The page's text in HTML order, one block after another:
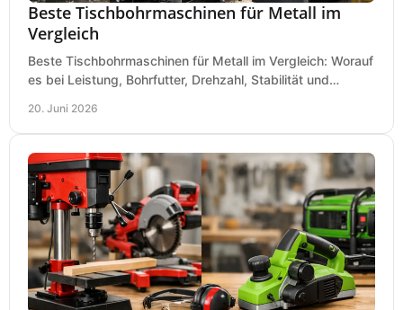
Beste Tischbohrmaschinen für Metall im
Vergleich
Beste Tischbohrmaschinen für Metall im Vergleich: Worauf
es bei Leistung, Bohrfutter, Drehzahl, Stabilität und
20. Juni 2026